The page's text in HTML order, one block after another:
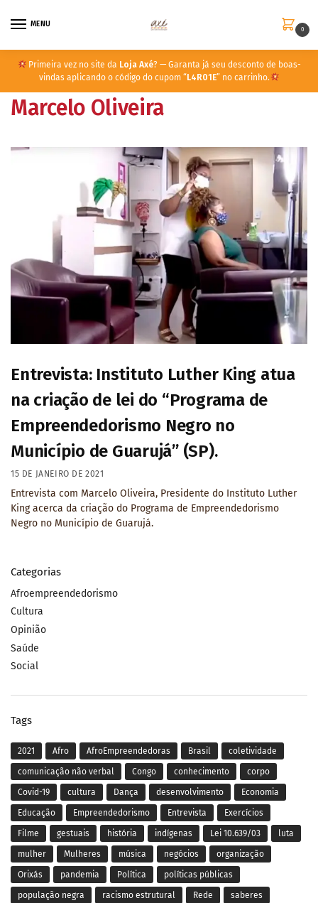
MENU
0
Primeira vez no site da Loja Axé? — Garanta já seu desconto de boas-
vindas aplicando o código do cupom “ L4R01E” no carrinho.
Marcelo Oliveira
Entrevista: Instituto Luther King atua
na criação de lei do “Programa de
Empreendedorismo Negro no
Município de Guarujá” (SP).
15 DE JANEIRO DE 2021
Entrevista com Marcelo Oliveira, Presidente do Instituto Luther
King acerca da criação do Programa de Empreendedorismo
Negro no Município de Guarujá.
Categorias
Afroempreendedorismo
Cultura
Opinião
Saúde
Social
Tags
2021 Afro AfroEmpreendedoras Brasil coletividade
comunicação não verbal Congo conhecimento corpo
Covid-19 cultura Dança desenvolvimento Economia
Educação Empreendedorismo Entrevista Exercícios
Filme gestuais história indígenas Lei 10.639/03 luta
mulher Mulheres música negócios organização
Orixás pandemia Política políticas públicas
população negra racismo estrutural Rede saberes